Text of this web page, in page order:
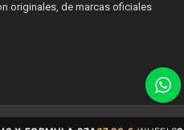
originales, de marcas oficiales